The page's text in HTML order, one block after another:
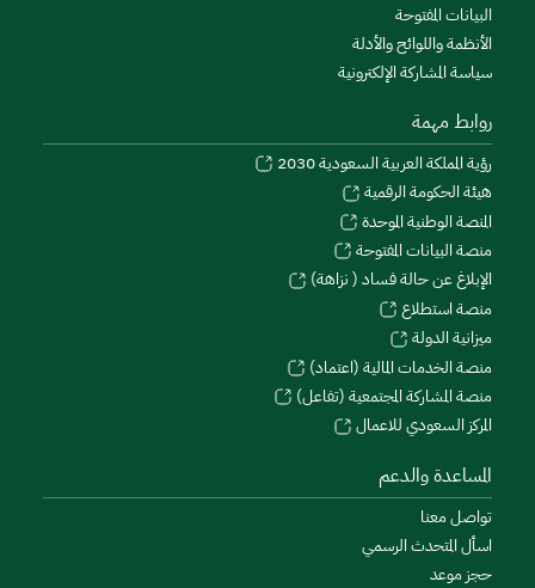
البيانات المفتوحة
الأنظمة واللوائح والأدلة
سياسة المشاركة الإلكترونية
روابط مهمة
رؤية المملكة العربية السعودية 2030
هيئة الحكومة الرقمية
المنصة الوطنية الموحدة
منصة البيانات المفتوحة
الإبلاغ عن حالة فساد ( نزاهة)
منصة استطلاع
ميزانية الدولة
منصة الخدمات المالية (اعتماد)
منصة المشاركة المجتمعية (تفاعل)
المركز السعودي للاعمال
المساعدة والدعم
تواصل معنا
اسأل المتحدث الرسمي
حجز موعد